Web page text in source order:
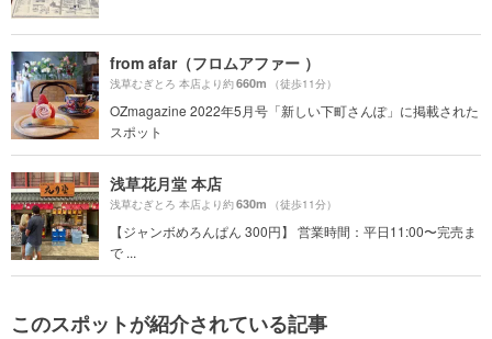
from afar（フロムアファー ）
浅草むぎとろ 本店より約660m （徒歩11分）
OZmagazine 2022年5月号「新しい下町さんぽ」に掲載された
スポット
浅草花月堂 本店
浅草むぎとろ 本店より約630m （徒歩11分）
【ジャンボめろんぱん 300円】 営業時間：平日11:00〜完売ま
で ...
このスポットが紹介されている記事